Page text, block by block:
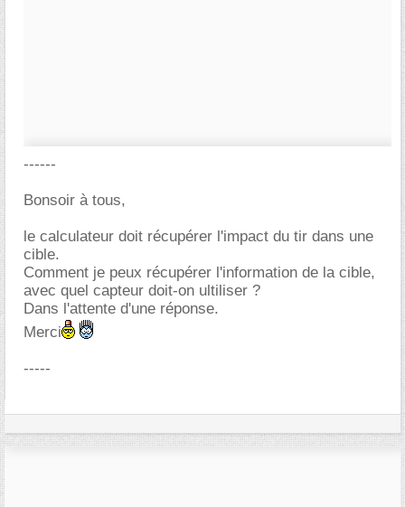
------
Bonsoir à tous,
le calculateur doit récupérer l'impact du tir dans une
cible.
Comment je peux récupérer l'information de la cible,
avec quel capteur doit-on ultiliser ?
Dans l'attente d'une réponse.
Merci
-----